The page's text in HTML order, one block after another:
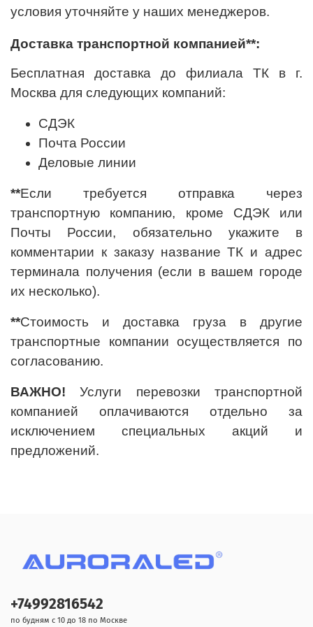
условия уточняйте у наших менеджеров.
Доставка транспортной компанией**:
Бесплатная доставка до филиала ТК в г.
Москва для следующих компаний:
СДЭК
Почта России
Деловые линии
**Если требуется отправка через
транспортную компанию, кроме СДЭК или
Почты России, обязательно укажите в
комментарии к заказу название ТК и адрес
терминала получения (если в вашем городе
их несколько).
**Стоимость и доставка груза в другие
транспортные компании осуществляется по
согласованию.
ВАЖНО!Услуги перевозки транспортной
компанией оплачиваются отдельно за
исключением специальных акций и
предложений.
+74992816542
по будням с 10 до 18 по Москве